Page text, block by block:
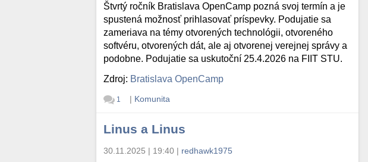
Štvrtý ročník Bratislava OpenCamp pozná svoj termín a je
spustená možnosť prihlasovať príspevky. Podujatie sa
zameriava na témy otvorených technológii, otvoreného
softvéru, otvorených dát, ale aj otvorenej verejnej správy a
podobne. Podujatie sa uskutoční 25.4.2026 na FIIT STU.
Zdroj: Bratislava OpenCamp
1 | Komunita
Linus a Linus
30.11.2025 | 19:40 | redhawk1975